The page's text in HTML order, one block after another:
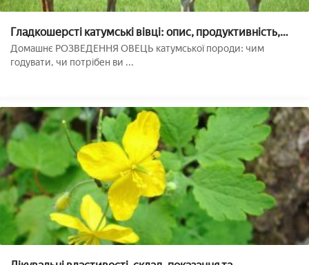
Гладкошерсті катумські вівці: опис, продуктивність,
розведення в домашніх умовах
Домашнє РОЗВЕДЕННЯ ОВЕЦЬ катумської породи: чим
годувати, чи потрібен ви ...